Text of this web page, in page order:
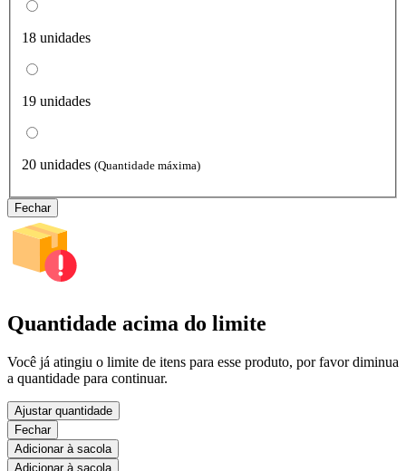
18 unidades
19 unidades
20 unidades (Quantidade máxima)
Fechar
Quantidade acima do limite
Você já atingiu o limite de itens para esse produto, por favor diminua
a quantidade para continuar.
Ajustar quantidade
Fechar
Adicionar à sacola
Adicionar à sacola